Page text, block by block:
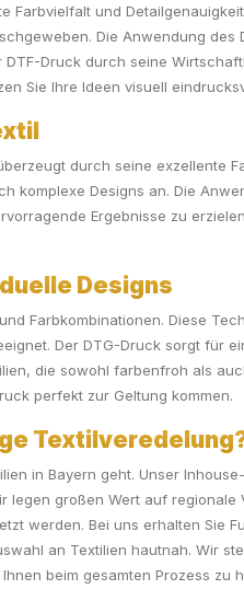
und
Die Anwendung des
Druck durch seine
Sie Ihre Ideen visuell
durch seine exzellente
Designs an. Die
Ergebnisse zu
Designs
Farbkombinationen. Diese
Der DTG-Druck sorgt für
die sowohl farbenfroh als
perfekt zur Geltung kommen.
in Bayern geht. Unser
großen Wert auf
werden. Bei uns erhalten Sie
an Textilien hautnah. Wir
beim gesamten Prozess zu